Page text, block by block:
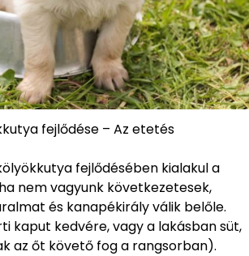
fejlődése – Az etetés
fejlődésében kialakul a
nem vagyunk következetesek,
és kanapékirály válik belőle.
kaput kedvére, vagy a lakásban süt,
az őt követő fog a rangsorban).